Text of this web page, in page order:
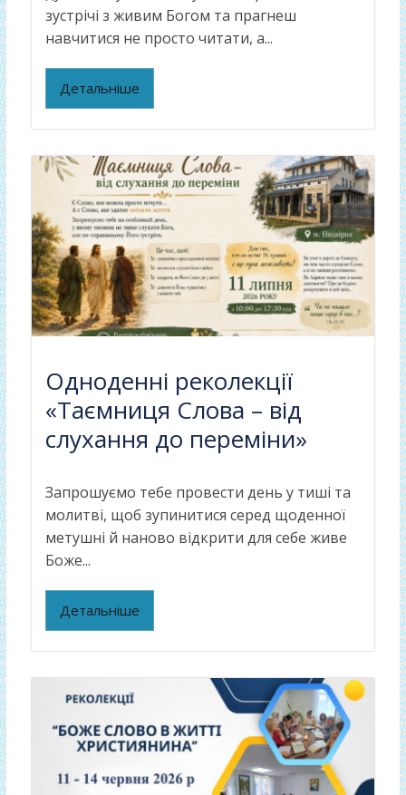
зустрічі з живим Богом та прагнеш
навчитися не просто читати, а...
Детальніше
Одноденні реколекції
«Таємниця Слова – від
слухання до переміни»
Запрошуємо тебе провести день у тиші та
молитві, щоб зупинитися серед щоденної
метушні й наново відкрити для себе живе
Боже...
Детальніше